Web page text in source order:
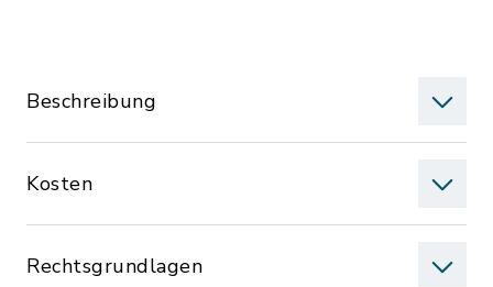
Beschreibung
Kosten
Rechtsgrundlagen